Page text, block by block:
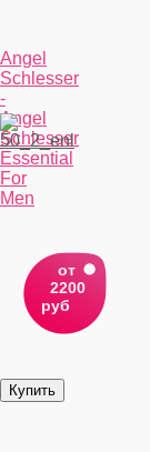
Angel
Schlesser
-
Angel
Schlesser
Essential
For
Men
от
2200
руб